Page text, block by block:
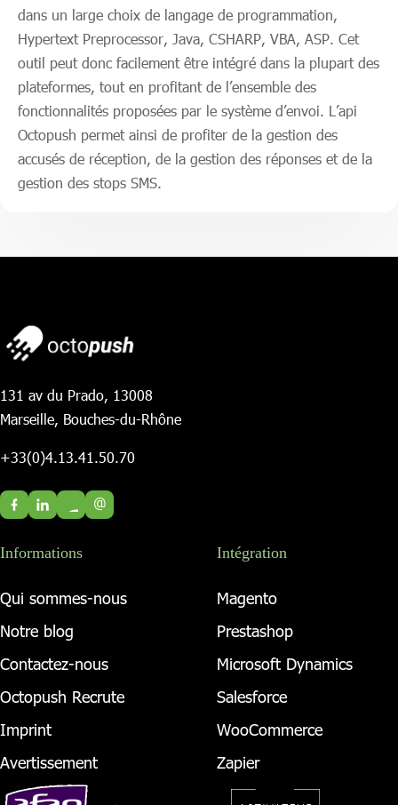
dans un large choix de langage de programmation,
Hypertext Preprocessor, Java, CSHARP, VBA, ASP. Cet
outil peut donc facilement être intégré dans la plupart des
plateformes, tout en profitant de l’ensemble des
fonctionnalités proposées par le système d’envoi. L’api
Octopush permet ainsi de profiter de la gestion des
accusés de réception, de la gestion des réponses et de la
gestion des stops SMS.
131 av du Prado, 13008
Marseille, Bouches-du-Rhône
+33(0)4.13.41.50.70
@
Informations
Qui sommes-nous
Notre blog
Contactez-nous
Octopush Recrute
Imprint
Avertissement
Intégration
Magento
Prestashop
Microsoft Dynamics
Salesforce
WooCommerce
Zapier